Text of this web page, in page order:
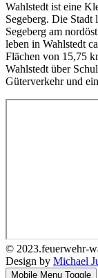
Wahlstedt ist eine
Segeberg. Die
Segeberg am
leben in Wahlstedt
Flächen von 15,75
Wahlstedt über
Güterverkehr und
© 2023.feuerwehr-
Design by Michael
Mobile Menu Toggle